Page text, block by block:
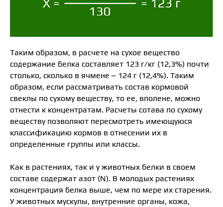
Таким образом, в расчете на сухое вещество
содержание белка составляет 123 г/кг (12,3%) почти
столько, сколько в ячмене – 124 г (12,4%). Таким
образом, если рассматривать состав кормовой
свеклы по сухому веществу, то ее, вполене, можно
отнести к концентратам. Расчеты сотава по сухому
веществу позволяют пересмотреть имеющуюся
классификацию кормов в отнесении их в
определенные группы или классы.
Как в растениях, так и у животных белки в своем
составе содержат азот (N). В молодых растениях
концентрация белка выше, чем по мере их старения.
У животных мускулы, внутренние органы, кожа,